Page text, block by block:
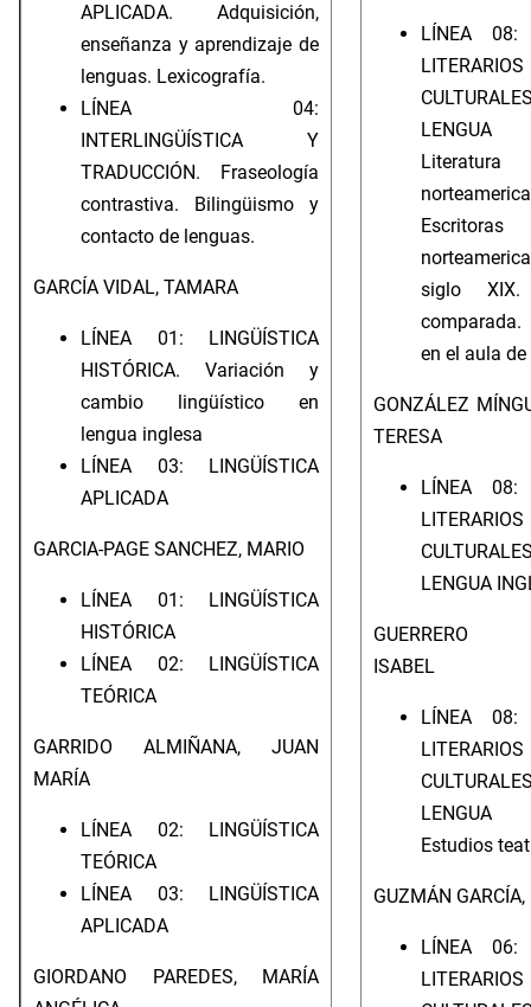
APLICADA. Adquisición,
enseñanza y aprendizaje de
lenguas. Lexicografía.
LÍNEA 04:
INTERLINGÜÍSTICA Y
TRADUCCIÓN. Fraseología
contrastiva. Bilingüismo y
contacto de lenguas.
GARCÍA VIDAL, TAMARA
LÍNEA 01: LINGÜÍSTICA
HISTÓRICA. Variación y
cambio lingüístico en
lengua inglesa
LÍNEA 03: LINGÜÍSTICA
APLICADA
GARCIA-PAGE SANCHEZ, MARIO
LÍNEA 01: LINGÜÍSTICA
HISTÓRICA
LÍNEA 02: LINGÜÍSTICA
TEÓRICA
GARRIDO ALMIÑANA, JUAN
MARÍA
LÍNEA 02: LINGÜÍSTICA
TEÓRICA
LÍNEA 03: LINGÜÍSTICA
APLICADA
GIORDANO PAREDES, MARÍA
LÍNEA 08:
LENGUA
Escritoras
siglo XIX.
en el aula de
GONZÁLEZ
TERESA
LÍNEA 08:
LENGUA
GUERRERO
ISABEL
LÍNEA 08:
LENGUA
Estudios
GUZMÁN GARCÍA,
LÍNEA 06: